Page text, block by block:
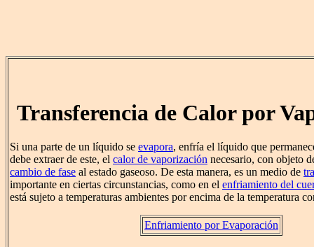
Transferencia de Calor por
Si una parte de un líquido se evapora, enfría el líquido que
debe extraer de este, el calor de vaporización necesario, con objeto
cambio de fase al estado gaseoso. De esta manera, es un medio de
importante en ciertas circunstancias, como en el enfriamiento del
está sujeto a temperaturas ambientes por encima de la temperatura
Enfriamiento por Evaporación